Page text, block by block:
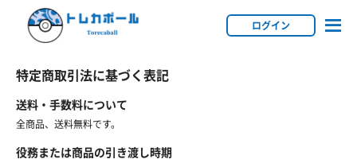
ログイン
特定商取引法に基づく表記
送料・手数料について
全商品、送料無料です。
役務または商品の引き渡し時期